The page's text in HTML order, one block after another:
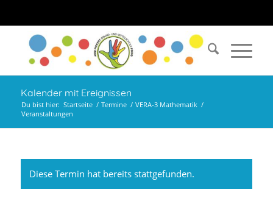
Kalender mit Ereignissen
Du bist hier: Startseite / Termine / VERA-3 Mathematik /
Veranstaltungen
Diese Termin hat bereits stattgefunden.